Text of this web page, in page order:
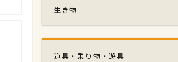
生き物
道具・乗り物・遊具